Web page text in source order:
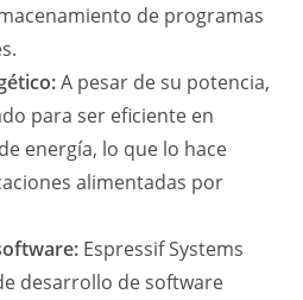
de programas
A pesar de su potencia,
para ser eficiente en
energía, lo que lo hace
alimentadas por
Espressif Systems
desarrollo de software